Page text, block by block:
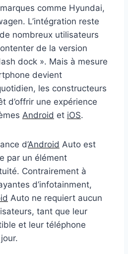
comme Hyundai,
L’intégration reste
nombreux utilisateurs
de la version
dock ». Mais à mesure
devient
les constructeurs
d’offrir une expérience
Android et iOS.
d’Android Auto est
par un élément
Contrairement à
d’infotainment,
Auto ne requiert aucun
tant que leur
et leur téléphone